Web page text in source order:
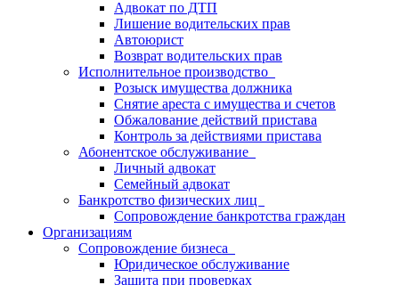
Адвокат по ДТП
Лишение водительских прав
Автоюрист
Возврат водительских прав
Исполнительное производство
Розыск имущества должника
Снятие ареста с имущества и счетов
Обжалование действий пристава
Контроль за действиями пристава
Абонентское обслуживание
Личный адвокат
Семейный адвокат
Банкротство физических лиц
Сопровождение банкротства граждан
Организациям
Сопровождение бизнеса
Юридическое обслуживание
Защита при проверках